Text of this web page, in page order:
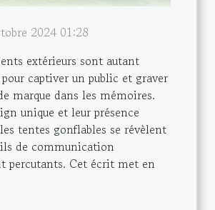
2024 01:28
extérieurs sont autant
captiver un public et graver
marque dans les mémoires.
unique et leur présence
tentes gonflables se révèlent
de communication
percutants. Cet écrit met en